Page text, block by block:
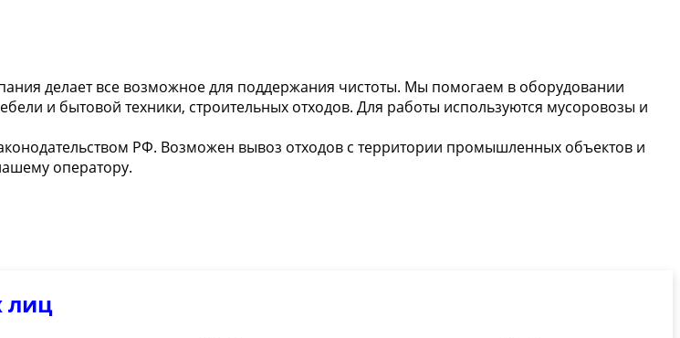
делает все возможное для поддержания чистоты. Мы помогаем в оборудовании
и бытовой техники, строительных отходов. Для работы используются мусоровозы и
РФ. Возможен вывоз отходов с территории промышленных объектов и
оператору.
лиц